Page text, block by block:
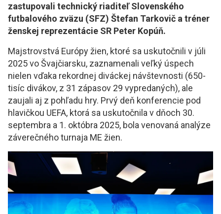
zastupovali technický riaditeľ Slovenského
futbalového zväzu (SFZ) Štefan Tarkovič a tréner
ženskej reprezentácie SR Peter Kopúň.
Majstrovstvá Európy žien, ktoré sa uskutočnili v júli
2025 vo Švajčiarsku, zaznamenali veľký úspech
nielen vďaka rekordnej diváckej návštevnosti (650-
tisíc divákov, z 31 zápasov 29 vypredaných), ale
zaujali aj z pohľadu hry. Prvý deň konferencie pod
hlavičkou UEFA, ktorá sa uskutočnila v dňoch 30.
septembra a 1. októbra 2025, bola venovaná analýze
záverečného turnaja ME žien.